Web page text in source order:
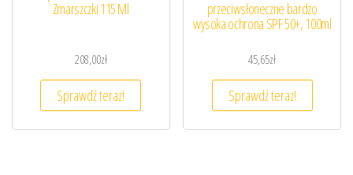
Zmarszczki 115 Ml
208,00zł
Sprawdź teraz!
przeciwsłoneczne bardzo
wysoka ochrona SPF 50+, 100ml
45,65zł
Sprawdź teraz!